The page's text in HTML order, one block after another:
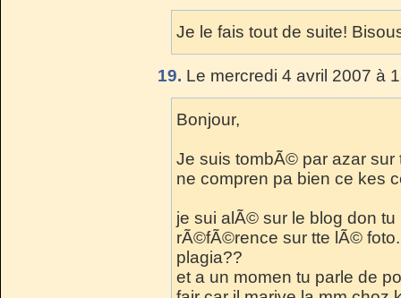
Je le fais tout de suite!
19. Le mercredi 4 avril 2007 à
Bonjour,
Je suis tombÃ© par azar sur
ne compren pa bien ce kes
je sui alÃ© sur le blog don
rÃ©fÃ©rence sur tte lÃ©
plagia??
et a un momen tu parle de